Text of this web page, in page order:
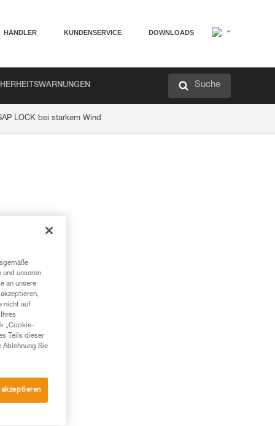
HÄNDLER KUNDENSERVICE DOWNLOADS
Suche
LOCK bei starkem Wind
und unseren
an unsere
nicht auf
„Cookie-
Teils dieser
Ablehnung Sie